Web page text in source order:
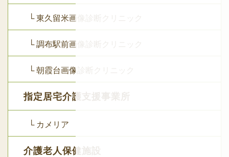
└ 東久留米画像診断クリニック
└ 調布駅前画像診断クリニック
└ 朝霞台画像診断クリニック
指定居宅介護支援事業所
└ カメリア
介護老人保健施設